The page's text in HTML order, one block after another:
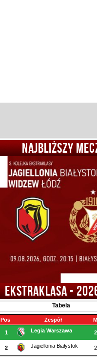
NAJBLIŻSZY
EKSTRAKLASA -
Tabela
Pos Zespół M
1 Legia Warszawa 2
2 Jagiellonia Białystok 2